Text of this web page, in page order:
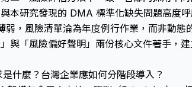
本研究發現的 DMA 標準化缺失問題高度
弱，風險清單淪為年度例行作業，而非動態
與「風險偏好聲明」兩份核心文件著手，
什麼？台灣企業應如何分階段導入？